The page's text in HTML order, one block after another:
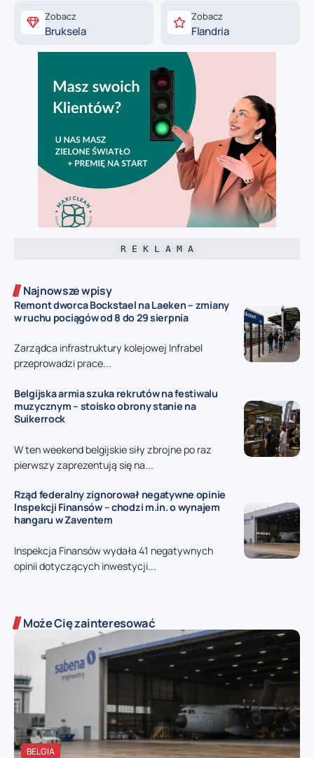
Zobacz
Bruksela
Zobacz
Flandria
R E K L A M A
Najnowsze wpisy
Remont dworca Bockstael na Laeken – zmiany
w ruchu pociągów od 8 do 29 sierpnia
Zarządca infrastruktury kolejowej Infrabel
przeprowadzi prace...
Belgijska armia szuka rekrutów na festiwalu
muzycznym – stoisko obrony stanie na
Suikerrock
W ten weekend belgijskie siły zbrojne po raz
pierwszy zaprezentują się na...
Rząd federalny zignorował negatywne opinie
Inspekcji Finansów – chodzi m.in. o wynajem
hangaru w Zaventem
Inspekcja Finansów wydała 41 negatywnych
opinii dotyczących inwestycji...
Może Cię zainteresować
BELGIA